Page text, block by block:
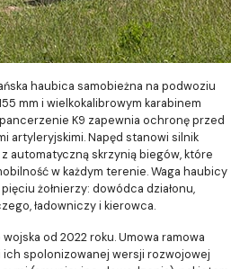
haubica samobieżna na podwoziu
mm i wielkokalibrowym karabinem
K9 zapewnia ochronę przed
artyleryjskimi. Napęd stanowi silnik
automatyczną skrzynią biegów, które
w każdym terenie. Waga haubicy
żołnierzy: dowódca działonu,
ładowniczy i kierowca.
od 2022 roku. Umowa ramowa
i ich spolonizowanej wersji rozwojowej